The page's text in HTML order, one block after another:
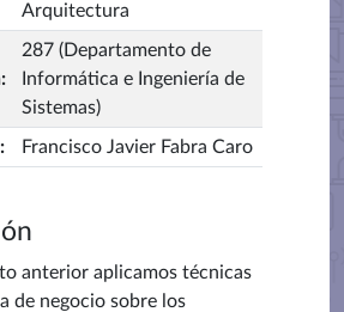
Arquitectura
:
287 (Departamento de
Informática e Ingeniería de
Sistemas)
: Francisco Javier Fabra Caro
anterior aplicamos técnicas
de negocio sobre los